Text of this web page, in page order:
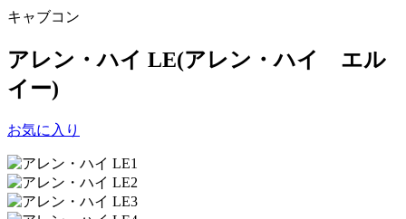
キャブコン
アレン・ハイ LE(アレン・ハイ エル
イー)
お気に入り